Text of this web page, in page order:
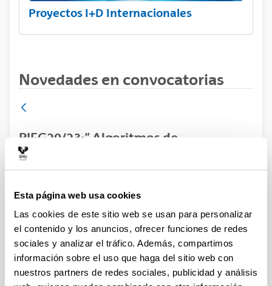
Esta página web usa cookies
Las cookies de este sitio web se usan para personalizar
el contenido y los anuncios, ofrecer funciones de redes
sociales y analizar el tráfico. Además, compartimos
información sobre el uso que haga del sitio web con
nuestros partners de redes sociales, publicidad y análisis
Proyectos I+D Internacionales
Novedades en convocatorias
PIFG20/23:” Algoritmos de
Cancelación en Sistemas In-Band Full
Duplex basados en NOMA”
Plazo de presentación cerrado: 25/02/2021 - 17/03/2021
Se ha publicado la propuesta de adjudicación
Convocatoria Listados Datos de contacto